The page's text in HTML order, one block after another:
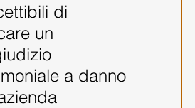
di
un
a danno